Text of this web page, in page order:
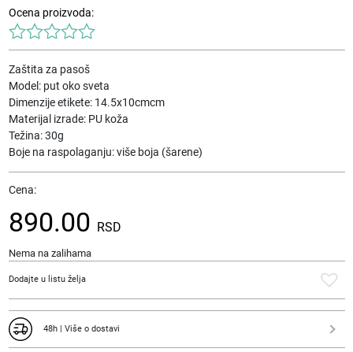
Ocena proizvoda:
Zaštita za pasoš
Model: put oko sveta
Dimenzije etikete: 14.5x10cmcm
Materijal izrade: PU koža
Težina: 30g
Boje na raspolaganju: više boja (šarene)
Cena:
890.00 RSD
Nema na zalihama
Dodajte u listu želja
48h | Više o dostavi